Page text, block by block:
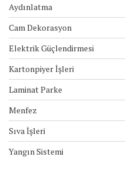
Aydınlatma
Cam Dekorasyon
Elektrik Güçlendirmesi
Kartonpiyer İşleri
Laminat Parke
Menfez
Sıva İşleri
Yangın Sistemi